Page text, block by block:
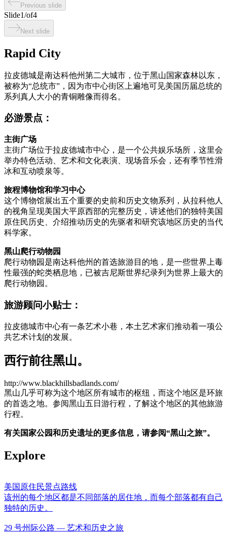
Previous slide
Slide1/of4
Next slide
Rapid City
拉皮德城是南达科他州第二大城市，位于黑山国家森林以东，
被称为“总统市”，因为市中心街区上遍地可见美国历届总统的
系列真人大小的青铜雕像而得名。
必游景点：
主街广场
主街广场位于拉皮德城市中心，是一个公共娱乐场所，这里会
举办特色活动、艺术和文化表演、现场音乐会，还有季节性滑
冰和互动喷泉等。
旅程博物馆和学习中心
这个博物馆展出五个重要的史前和历史文物系列，从拉科他人
的视角呈现美国大平原西部的完整历史，讲述他们的独特美国
原住民历史、介绍推动历史的先驱者和研究该地区历史的当代
科学家。
黑山爬行动物园
爬行动物园是南达科他州的首选旅游目的地，是一些世界上毒
性最强的蛇类栖息地，已被吉尼斯世界纪录列为世界上最大的
爬行动物园。
旅游顾问小贴士：
拉皮德城市中心有一条艺术小巷，本土艺术家们推动着一项公
共艺术计划的发展。
西行前往黑山。
http://www.blackhillsbadlands.com/
黑山几乎可称为这个地区所有城市的枢纽，而这个地区是环旅
的首选之地。参阅黑山五日游行程，了解这个地区的其他旅游
行程。
有关国家公园和历史遗址的更多信息，请参阅“黑山之旅”。
Explore
美国原住民景点路线
该州的每个地区都是不同部落的居住地，而每个部落都有自己
独特的历史。
29 号州际公路 — 艺术和历史之旅